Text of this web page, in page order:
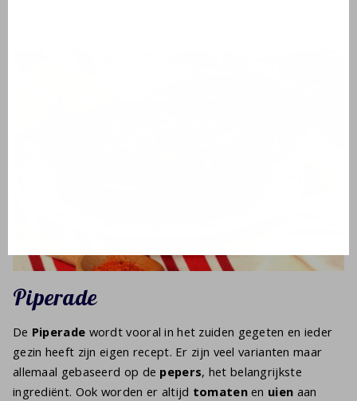
Piperade
De Piperade wordt vooral in het zuiden gegeten en ieder
gezin heeft zijn eigen recept. Er zijn veel varianten maar
allemaal gebaseerd op de pepers, het belangrijkste
ingrediënt. Ook worden er altijd tomatenen uien aan